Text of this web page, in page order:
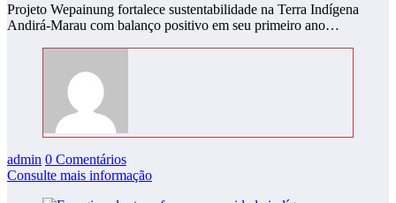
Projeto Wepainung fortalece sustentabilidade na Terra Indígena
Andirá-Marau com balanço positivo em seu primeiro ano…
admin 0 Comentários
Consulte mais informação